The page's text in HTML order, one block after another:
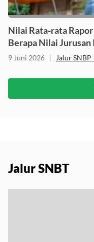
Nilai Rata-rata
Berapa Nilai Jurusan
9 Juni 2026 | Jalur SNBP
Jalur SNBT